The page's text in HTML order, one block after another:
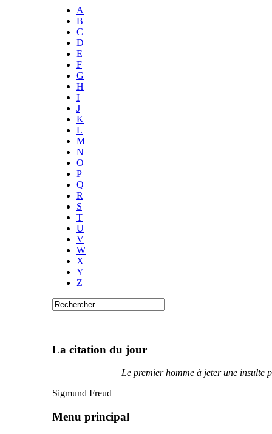
A
B
C
D
E
F
G
H
I
J
K
L
M
N
O
P
Q
R
S
T
U
V
W
X
Y
Z
La citation du jour
Le premier homme à jeter une insulte
Sigmund Freud
Menu principal